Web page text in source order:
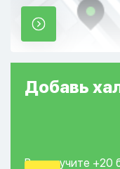
Добавь
Вы получите +20